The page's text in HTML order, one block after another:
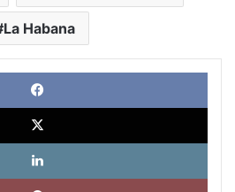
La Habana
X